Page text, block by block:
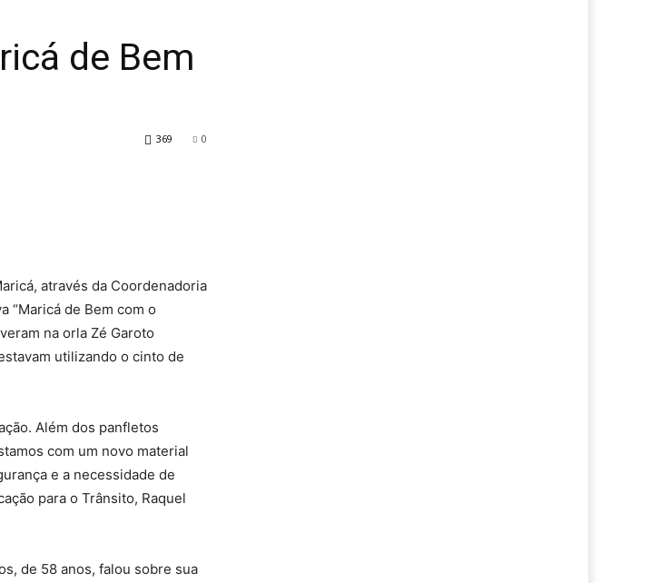
de Bem
0
369
através da Coordenadoria
“Maricá de Bem com o
na orla Zé Garoto
utilizando o cinto de
Além dos panfletos
com um novo material
e a necessidade de
para o Trânsito, Raquel
de 58 anos, falou sobre sua